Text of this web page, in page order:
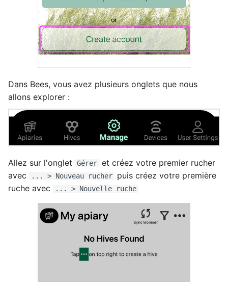
Dans Bees, vous avez plusieurs onglets que nous
allons explorer :
Allez sur l'onglet Gérer et créez votre premier rucher
avec
... > Nouveau rucher
puis créez votre première
ruche avec
... > Nouvelle ruche